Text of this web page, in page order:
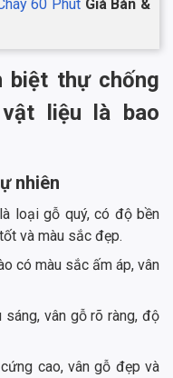
60 PhútGiá Bán &
biệt thự chống
liệu là bao
nhiên
loại gỗ quý, có độ bền
và màu sắc đẹp.
có màu sắc ấm áp, vân
sáng, vân gỗ rõ ràng, độ
cao, vân gỗ đẹp và